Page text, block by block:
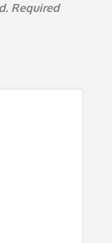
Required